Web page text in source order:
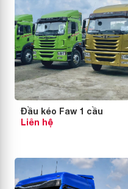
Đầu kéo Faw 1 cầu
Liên hệ